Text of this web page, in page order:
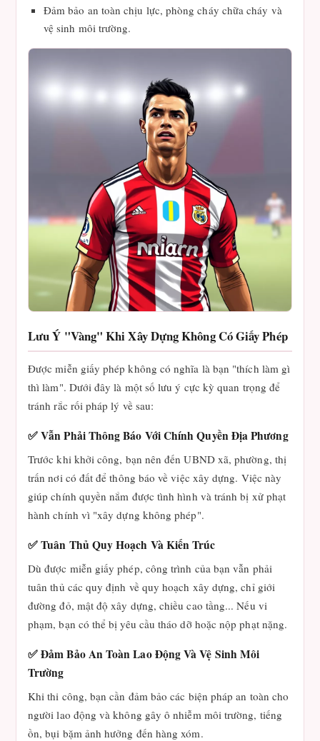
Đảm bảo an toàn chịu lực, phòng cháy chữa cháy và
vệ sinh môi trường.
Lưu Ý "Vàng" Khi Xây Dựng Không Có Giấy Phép
Được miễn giấy phép không có nghĩa là bạn "thích làm gì
thì làm". Dưới đây là một số lưu ý cực kỳ quan trọng để
tránh rắc rối pháp lý về sau:
✅ Vẫn Phải Thông Báo Với Chính Quyền Địa Phương
Trước khi khởi công, bạn nên đến UBND xã, phường, thị
trấn nơi có đất để thông báo về việc xây dựng. Việc này
giúp chính quyền nắm được tình hình và tránh bị xử phạt
hành chính vì "xây dựng không phép".
✅ Tuân Thủ Quy Hoạch Và Kiến Trúc
Dù được miễn giấy phép, công trình của bạn vẫn phải
tuân thủ các quy định về quy hoạch xây dựng, chỉ giới
đường đỏ, mật độ xây dựng, chiều cao tầng... Nếu vi
phạm, bạn có thể bị yêu cầu tháo dỡ hoặc nộp phạt nặng.
✅ Đảm Bảo An Toàn Lao Động Và Vệ Sinh Môi
Trường
Khi thi công, bạn cần đảm bảo các biện pháp an toàn cho
người lao động và không gây ô nhiễm môi trường, tiếng
ồn, bụi bặm ảnh hưởng đến hàng xóm.